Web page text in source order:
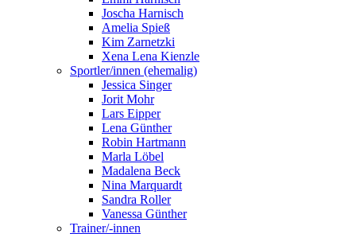
Joscha Harnisch
Amelia Spieß
Kim Zarnetzki
Xena Lena Kienzle
Sportler/innen (ehemalig)
Jessica Singer
Jorit Mohr
Lars Eipper
Lena Günther
Robin Hartmann
Marla Löbel
Madalena Beck
Nina Marquardt
Sandra Roller
Vanessa Günther
Trainer/-innen